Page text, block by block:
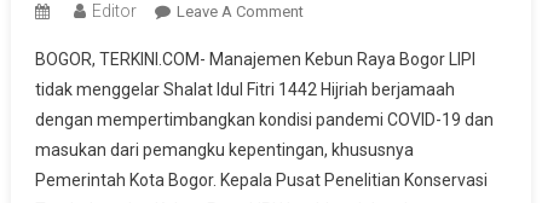
Editor Leave A CommentOn
Kebun
Raya
Bogor
Tak
Menggelar
BOGOR, TERKINI.COM- Manajemen Kebun Raya Bogor LIPI
tidak menggelar Shalat Idul Fitri 1442 Hijriah berjamaah
dengan mempertimbangkan kondisi pandemi COVID-19 dan
masukan dari pemangku kepentingan, khususnya
Pemerintah Kota Bogor. Kepala Pusat Penelitian Konservasi